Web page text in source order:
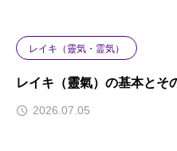
レイキ（靈気・霊気）
レイキ（靈氣）の基本とそ
2026.07.05